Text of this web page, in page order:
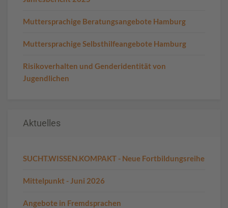
Muttersprachige Beratungsangebote Hamburg
Muttersprachige Selbsthilfeangebote Hamburg
Risikoverhalten und Genderidentität von
Jugendlichen
Aktuelles
SUCHT.WISSEN.KOMPAKT - Neue Fortbildungsreihe
Mittelpunkt - Juni 2026
Angebote in Fremdsprachen